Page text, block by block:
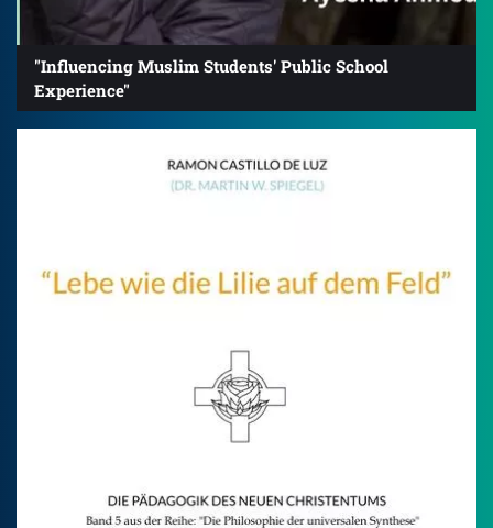
"Influencing Muslim Students' Public School
Experience"